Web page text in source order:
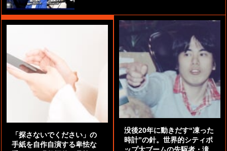
「探さないでください」の
手紙を自作自演する卑怯な
没後20年に動きだす“凍った
時計”の針。世界的シティポ
ップ大ブームの先駆者・滝